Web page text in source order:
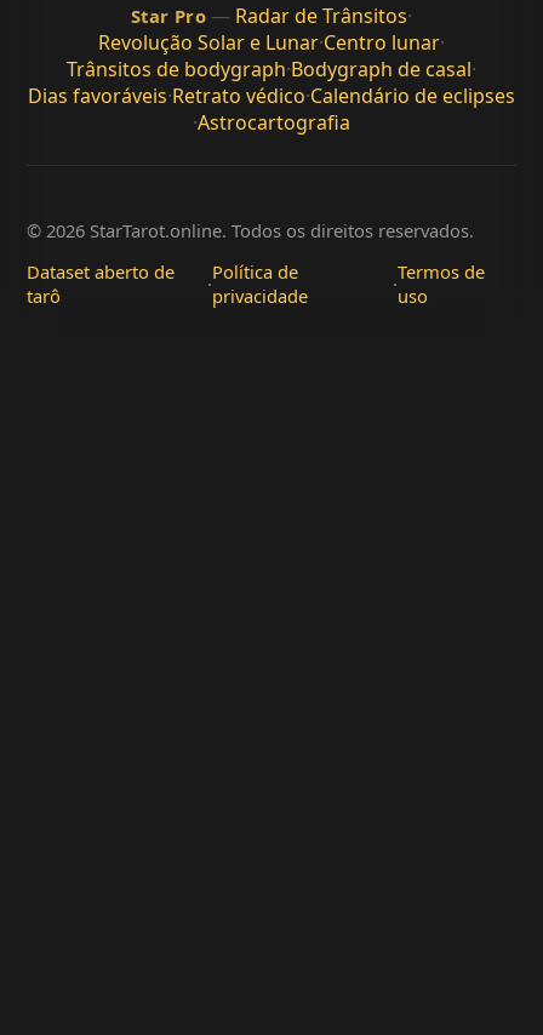
Star Pro — Radar de Trânsitos·
Revolução Solar e Lunar·Centro lunar·
Trânsitos de bodygraph·Bodygraph de casal·
Dias favoráveis·Retrato védico·Calendário de eclipses
·Astrocartografia
© 2026 StarTarot.online. Todos os direitos reservados.
Dataset aberto de
tarô
·Política de
privacidade
·Termos de
uso